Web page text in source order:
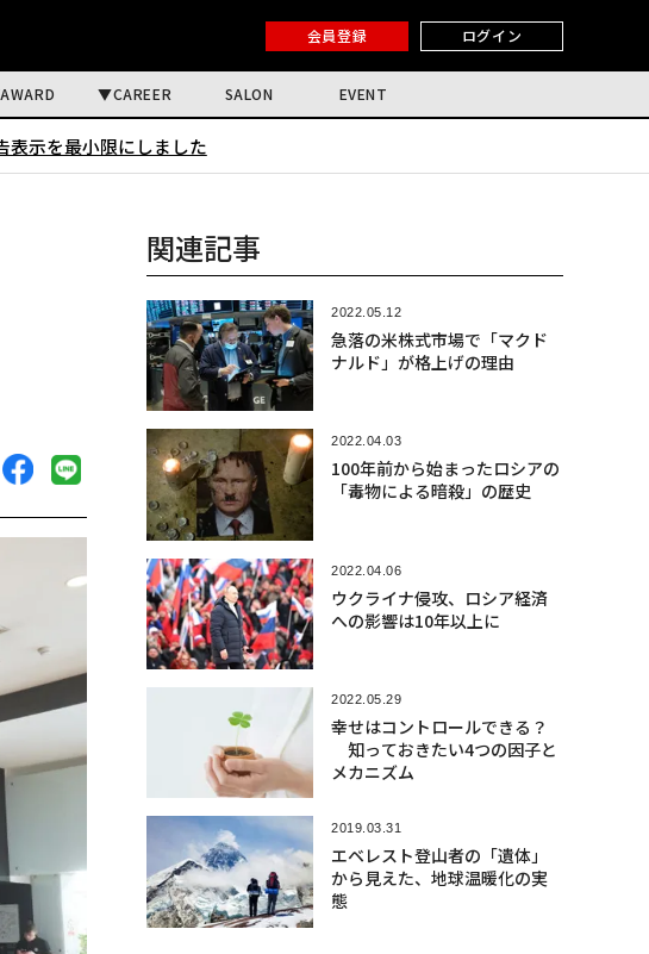
会員登録 ログイン
AWARD CAREER SALON EVENT
表示を最小限にしました
関連記事
2022.05.12
急落の米株式市場で「マクド
ナルド」が格上げの理由
2022.04.03
100年前から始まったロシアの
「毒物による暗殺」の歴史
2022.04.06
ウクライナ侵攻、ロシア経済
への影響は10年以上に
2022.05.29
幸せはコントロールできる？
知っておきたい4つの因子と
メカニズム
2019.03.31
エベレスト登山者の「遺体」
から見えた、地球温暖化の実
態